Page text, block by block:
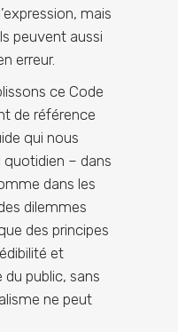
mais
peuvent aussi
erreur.
ce Code
de référence
qui nous
– dans
dans les
dilemmes
des principes
et
public, sans
ne peut